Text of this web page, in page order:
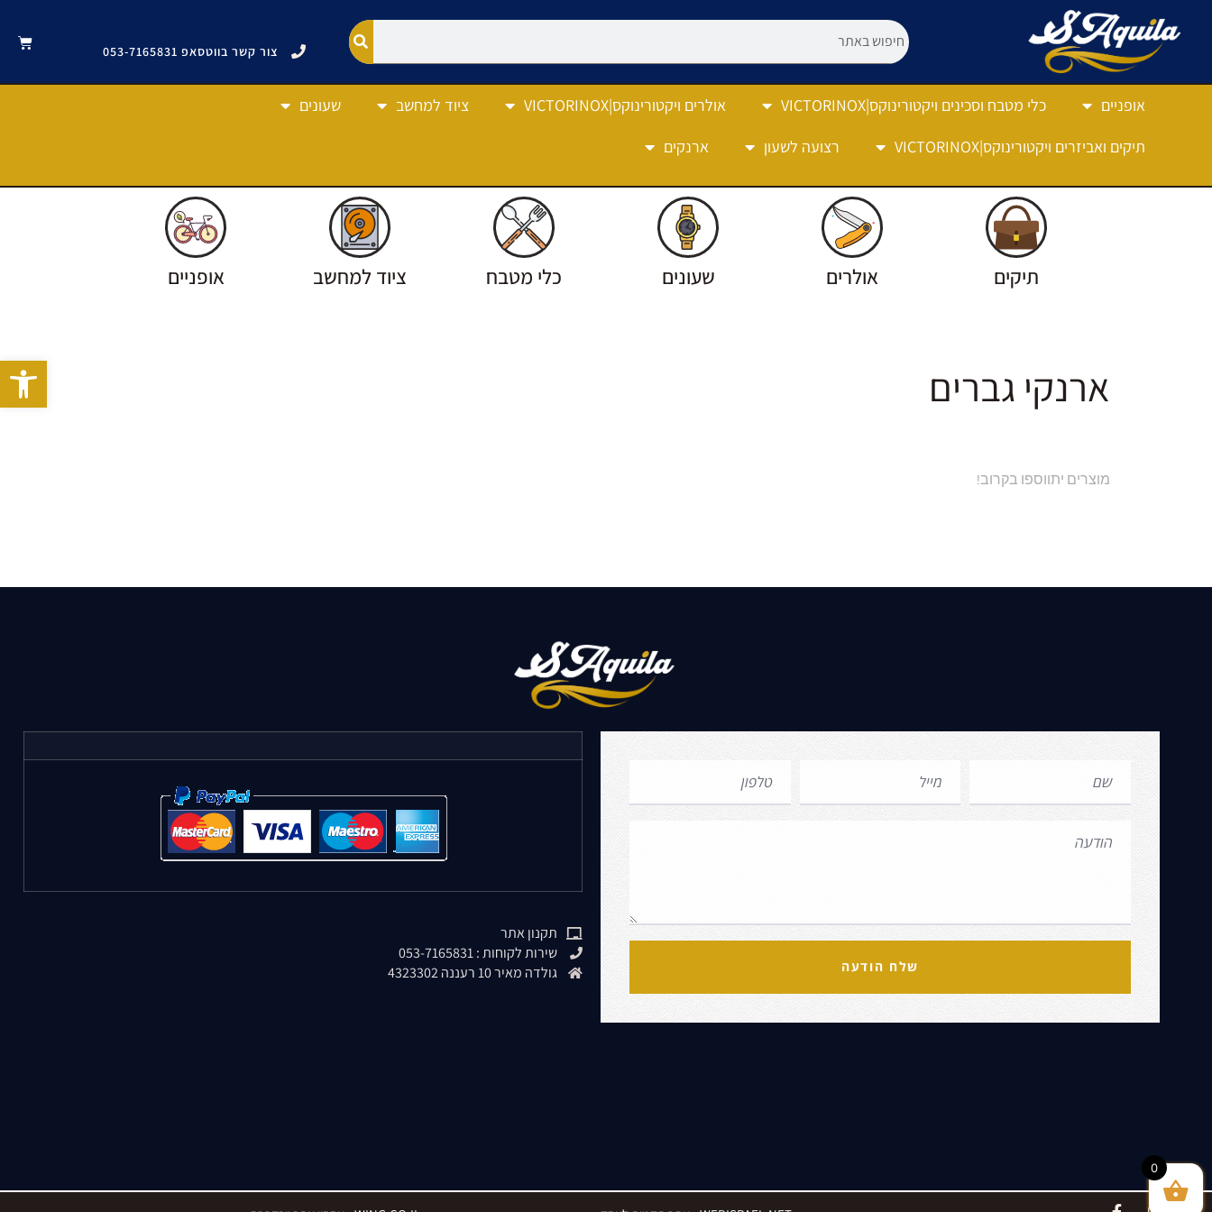
פתח
צור קשר בווטסאפ 053-7165831
אופניים כלי מטבח וסכינים ויקטורינוקס|VICTORINOX אולרים ויקטורינוקס|VICTORINOX ציוד למחשב
שעונים
תיקים ואביזרים ויקטורינוקס|VICTORINOX
רצועה לשעון ארנקים
תיקים אולרים שעונים כלי מטבח ציוד למחשב אופניים
ארנקי גברים
מוצרים יתווספו בקרוב!
שלח הודעה
תקנון אתר
שירות לקוחות : 053-7165831
גולדה מאיר 10 רעננה 4323302
0